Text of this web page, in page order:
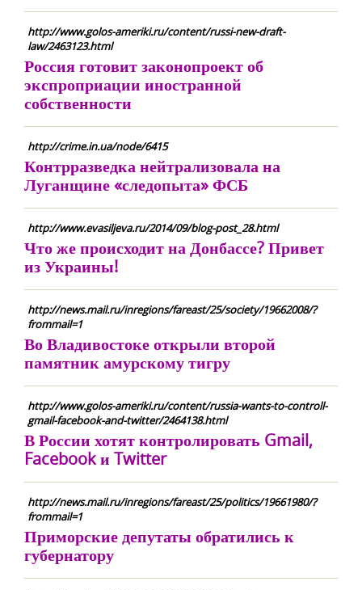
http://www.golos-ameriki.ru/content/russi-new-draft-
law/2463123.html
Россия готовит законопроект об
экспроприации иностранной
собственности
http://crime.in.ua/node/6415
Контрразведка нейтрализовала на
Луганщине «следопыта» ФСБ
http://www.evasiljeva.ru/2014/09/blog-post_28.html
Что же происходит на Донбассе? Привет
из Украины!
http://news.mail.ru/inregions/fareast/25/society/19662008/?
frommail=1
Во Владивостоке открыли второй
памятник амурскому тигру
http://www.golos-ameriki.ru/content/russia-wants-to-controll-
gmail-facebook-and-twitter/2464138.html
В России хотят контролировать Gmail,
Facebook и Twitter
http://news.mail.ru/inregions/fareast/25/politics/19661980/?
frommail=1
Приморские депутаты обратились к
губернатору